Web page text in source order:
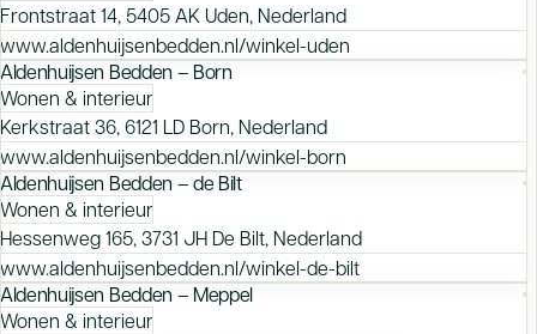
Frontstraat 14, 5405 AK Uden, Nederland
www.aldenhuijsenbedden.nl/winkel-uden
Aldenhuijsen Bedden – Born
Wonen & interieur
Kerkstraat 36, 6121 LD Born, Nederland
www.aldenhuijsenbedden.nl/winkel-born
Aldenhuijsen Bedden – de Bilt
Wonen & interieur
Hessenweg 165, 3731 JH De Bilt, Nederland
www.aldenhuijsenbedden.nl/winkel-de-bilt
Aldenhuijsen Bedden – Meppel
Wonen & interieur